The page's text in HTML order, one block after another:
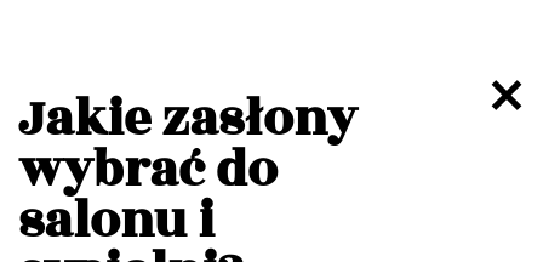
Jakie zasłony
wybrać do
salonu i